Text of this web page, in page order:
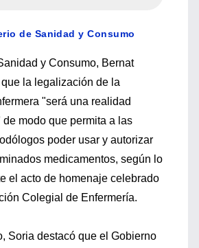
de Sanidad y Consumo
y Consumo, Bernat
la legalización de la
"será una realidad
de modo que permita a las
poder usar y autorizar
medicamentos, según lo
el acto de homenaje celebrado
Colegial de Enfermería.
Soria destacó que el Gobierno